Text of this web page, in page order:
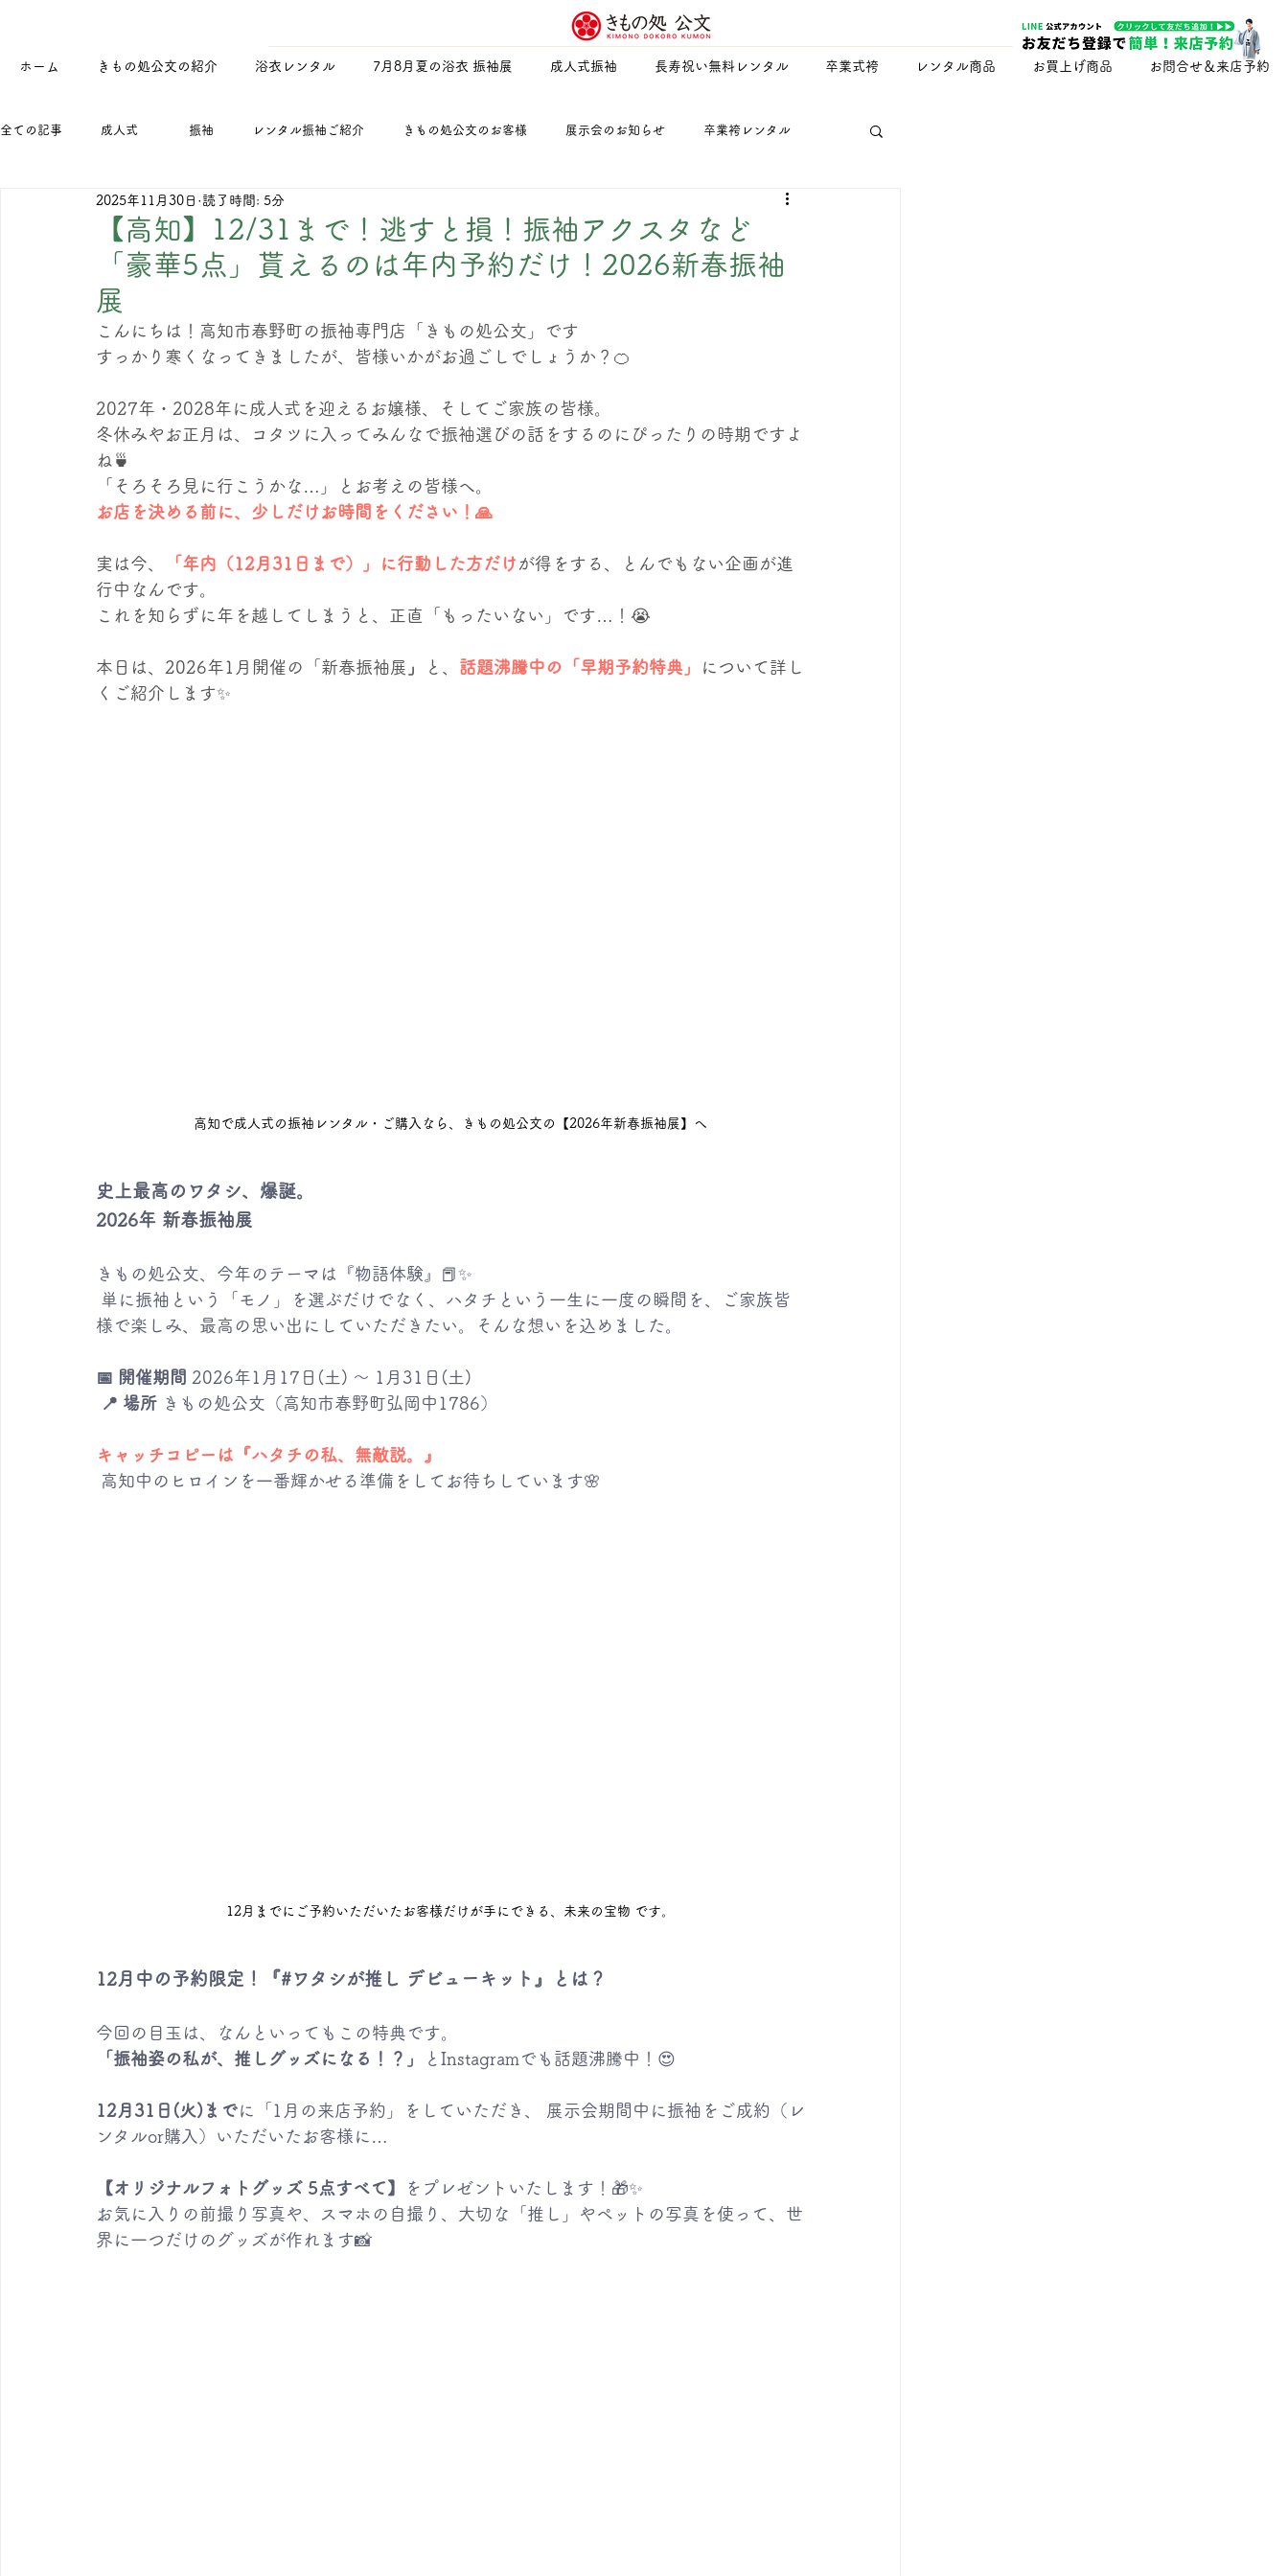
ホーム きもの処公文の紹介 浴衣レンタル 7月8月夏の浴衣 振袖展 成人式振袖 長寿祝い無料レンタル 卒業式袴 レンタル商品 お買上げ商品 お問合せ＆来店予約
全ての記事 成人式 振袖 レンタル振袖ご紹介 きもの処公文のお客様 展示会のお知らせ 卒業袴レンタル
メディア紹介 浴衣 キャラクター名前募集キャンペーン
新人研修・マナー研修 公文化粧品店 浴衣レンタル よさこい祭り 公文化粧品店
お友達ご紹介キャンペーン エステティックサロンKUMON TNR活動・保護猫 キャンペーン スタッフ紹介
【高知】12/31まで！逃すと損！振袖アクスタなど
「豪華5点」貰えるのは年内予約だけ！2026新春振袖
展
2025年11月30日 読了時間: 5分
こんにちは！高知市春野町の振袖専門店「きもの処公文」です
すっかり寒くなってきましたが、皆様いかがお過ごしでしょうか？🍊
2027年・2028年に成人式を迎えるお嬢様、そしてご家族の皆様。
冬休みやお正月は、コタツに入ってみんなで振袖選びの話をするのにぴったりの時期ですよ
ね🍵
「そろそろ見に行こうかな…」とお考えの皆様へ。
お店を決める前に、少しだけお時間をください！🙏
実は今、 「年内（12月31日まで）」に行動した方だけ が得をする、とんでもない企画が進
行中なんです。
これを知らずに年を越してしまうと、正直「もったいない」です…！😭
本日は、2026年1月開催の「新春振袖展 」 と、 話題沸騰中の「早期予約特典」
について詳し
くご紹介します✨
高知で成人式の振袖レンタル・ご購入なら、きもの処公文の【2026年新春振袖展】へ
史上最高のワタシ、爆誕。
2026年 新春振袖展
きもの処公文、今年のテーマは『物語体験』📕✨
様で楽しみ、最高の思い出にしていただきたい。そんな想いを込めました。
📅 開催期間 2026年1月17日(土) 〜 1月31日(土)
📍 場所 きもの処公文（高知市春野町弘岡中1786）
キャッチコピーは『ハタチの私、無敵説。』
高知中のヒロインを一番輝かせる準備をしてお待ちしています🌸
12月までにご予約いただいたお客様だけが手にできる、未来の宝物 です。
12月中の予約限定！『#ワタシが推し デビューキット』とは？
今回の目玉は、なんといってもこの特典です。
「振袖姿の私が、推しグッズになる！？」
とInstagramでも話題沸騰中！😍
12月31日(火)までに「1月の来店予約」をしていただき、 展示会期間中に振袖をご成約（レ
ンタルor購入）いただいたお客様に…
【オリジナルフォトグッズ 5点すべて】
をプレゼントいたします！🎁✨
お気に入りの前撮り写真や、スマホの自撮り、大切な「推し」やペットの写真を使って、世
界に一つだけのグッズが作れます📸